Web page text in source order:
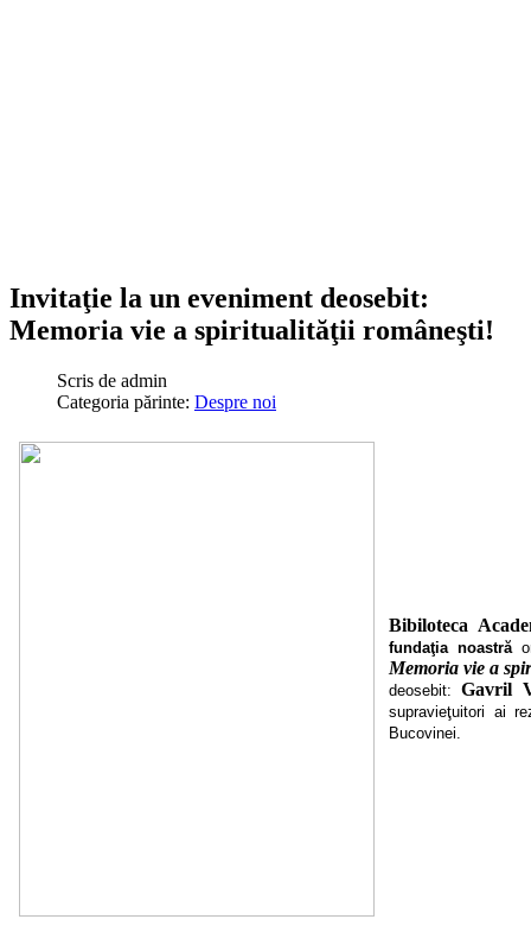
Invitaţie la un eveniment deosebit:
Memoria vie a spiritualităţii româneşti!
Scris de admin
Categoria părinte: Despre noi
Bibiloteca
fundaţia noastră
Memoria vie a
deosebit:Gavril
supravieţuitori ai
Bucovinei.